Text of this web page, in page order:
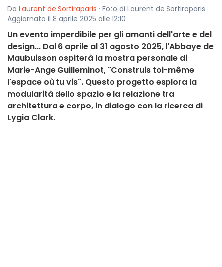
Da Laurent de Sortiraparis · Foto di Laurent de Sortiraparis ·
Aggiornato il 8 aprile 2025 alle 12:10
Un evento imperdibile per gli amanti dell'arte e del
design... Dal 6 aprile al 31 agosto 2025, l'Abbaye de
Maubuisson ospiterà la mostra personale di
Marie-Ange Guilleminot, "Construis toi-même
l'espace où tu vis". Questo progetto esplora la
modularità dello spazio e la relazione tra
architettura e corpo, in dialogo con la ricerca di
Lygia Clark.